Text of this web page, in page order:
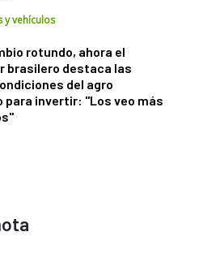
y vehículos
rotundo, ahora el
brasilero destaca las
del agro
para invertir: "Los veo más